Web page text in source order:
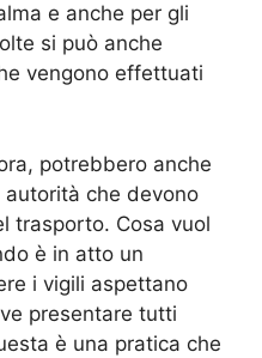
e anche per gli
si può anche
vengono effettuati
potrebbero anche
che devono
trasporto. Cosa vuol
è in atto un
i vigili aspettano
presentare tutti
è una pratica che